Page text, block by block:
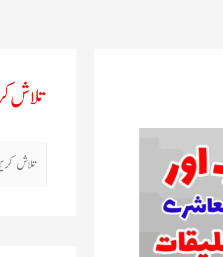
تلاش